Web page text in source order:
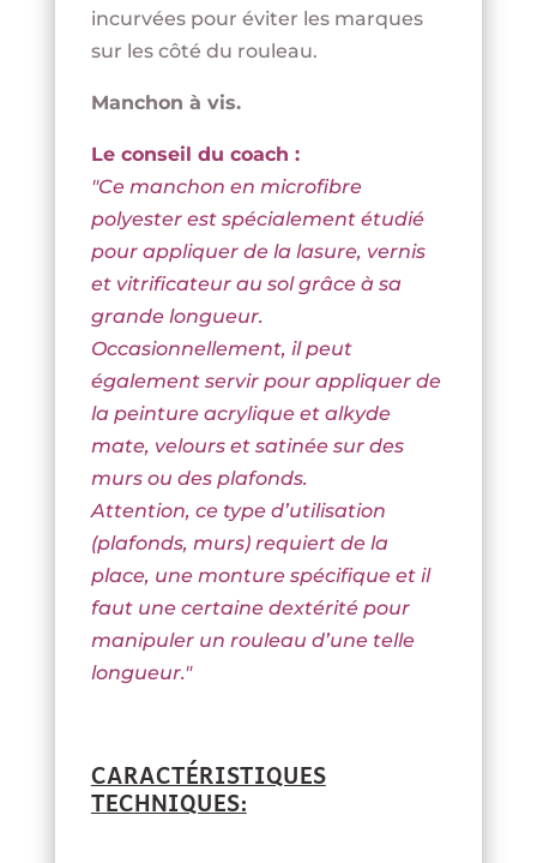
incurvées pour éviter les marques
sur les côté du rouleau.
Manchon à vis.
Le conseil du coach :
"Ce manchon en microfibre
polyester est spécialement étudié
pour appliquer de la lasure, vernis
et vitrificateur au sol grâce à sa
grande longueur.
Occasionnellement, il peut
également servir pour appliquer de
la peinture acrylique et alkyde
mate, velours et satinée sur des
murs ou des plafonds.
Attention, ce type d’utilisation
(plafonds, murs) requiert de la
place, une monture spécifique et il
faut une certaine dextérité pour
manipuler un rouleau d’une telle
longueur."
CARACTÉRISTIQUES
TECHNIQUES: